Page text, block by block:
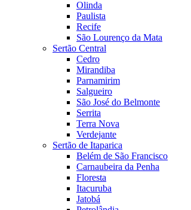
Olinda
Paulista
Recife
São Lourenço da Mata
Sertão Central
Cedro
Mirandiba
Parnamirim
Salgueiro
São José do Belmonte
Serrita
Terra Nova
Verdejante
Sertão de Itaparica
Belém de São Francisco
Carnaubeira da Penha
Floresta
Itacuruba
Jatobá